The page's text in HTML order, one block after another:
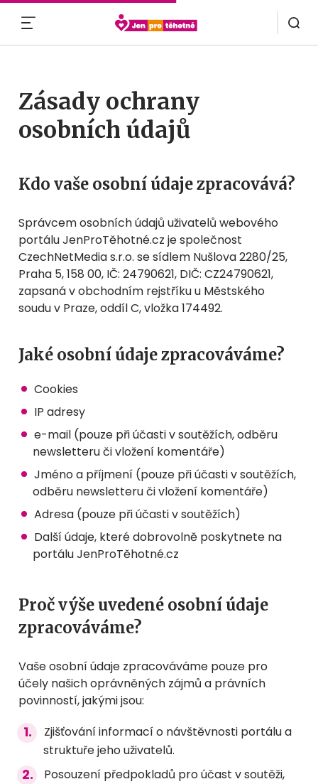
Zásady ochrany
osobních údajů
Kdo vaše osobní údaje zpracovává?
Správcem osobních údajů uživatelů webového
portálu JenProTěhotné.cz je společnost
CzechNetMedia s.r.o. se sídlem Nušlova 2280/25,
Praha 5, 158 00, IČ: 24790621, DIČ: CZ24790621,
zapsaná v obchodním rejstříku u Městského
soudu v Praze, oddíl C, vložka 174492.
Jaké osobní údaje zpracováváme?
Cookies
IP adresy
e-mail (pouze při účasti v soutěžích, odběru
newsletteru či vložení komentáře)
Jméno a příjmení (pouze při účasti v soutěžích,
odběru newsletteru či vložení komentáře)
Adresa (pouze při účasti v soutěžích)
Další údaje, které dobrovolně poskytnete na
portálu JenProTěhotné.cz
Proč výše uvedené osobní údaje
zpracováváme?
Vaše osobní údaje zpracováváme pouze pro
účely našich oprávněných zájmů a právních
povinností, jakými jsou:
Zjišťování informací o návštěvnosti portálu a
struktuře jeho uživatelů.
Posouzení předpokladů pro účast v soutěži,